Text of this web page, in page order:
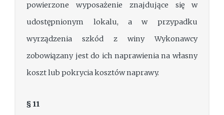
powierzone wyposażenie znajdujące się w
udostępnionym lokalu, a w przypadku
wyrządzenia szkód z winy Wykonawcy
zobowiązany jest do ich naprawienia na własny
koszt lub pokrycia kosztów naprawy.
§ 11